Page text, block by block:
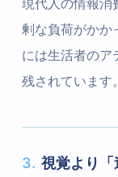
現代人の情報消
剰な負荷がかか
には生活者のア
残されています。
3. 視覚より「